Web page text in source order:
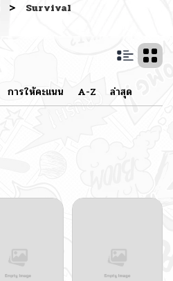
> Survival
การให้คะแนน A-Z ล่าสุด